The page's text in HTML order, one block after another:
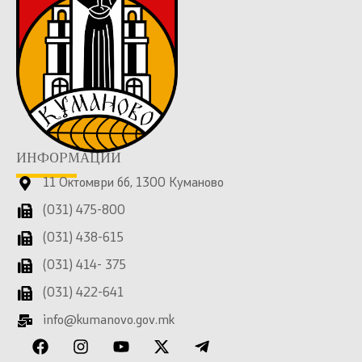
ИНФОРМАЦИИ
11 Октомври бб, 1300 Куманово
(031) 475-800
(031) 438-615
(031) 414- 375
(031) 422-641
info@kumanovo.gov.mk